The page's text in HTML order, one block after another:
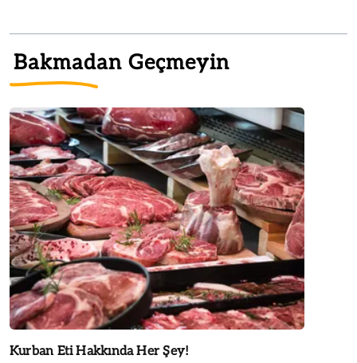
Bakmadan Geçmeyin
Kurban Eti Hakkında Her Şey!